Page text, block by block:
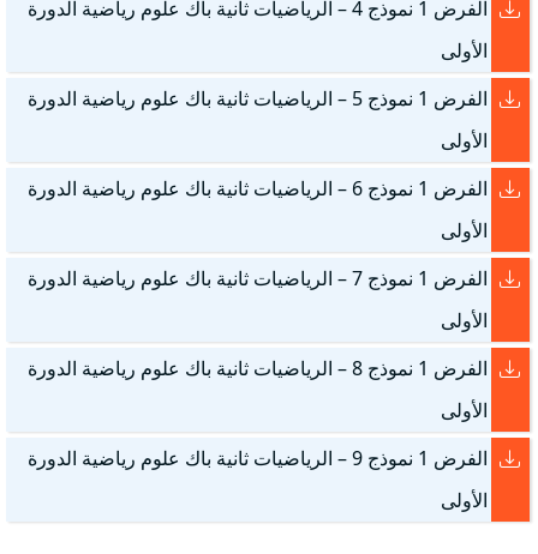
الفرض 1 نموذج 4 – الرياضيات ثانية باك علوم رياضية الدورة
الأولى
الفرض 1 نموذج 5 – الرياضيات ثانية باك علوم رياضية الدورة
الأولى
الفرض 1 نموذج 6 – الرياضيات ثانية باك علوم رياضية الدورة
الأولى
الفرض 1 نموذج 7 – الرياضيات ثانية باك علوم رياضية الدورة
الأولى
الفرض 1 نموذج 8 – الرياضيات ثانية باك علوم رياضية الدورة
الأولى
الفرض 1 نموذج 9 – الرياضيات ثانية باك علوم رياضية الدورة
الأولى